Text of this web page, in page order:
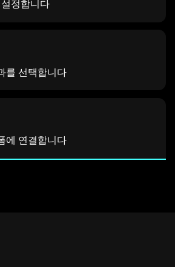
정합니다
를 선택합니다
에 연결합니다